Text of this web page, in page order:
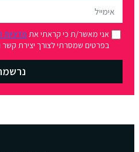
אני מאשר/ת כי קראתי את
בפרטים שמסרתי לצורך יצירת קשר